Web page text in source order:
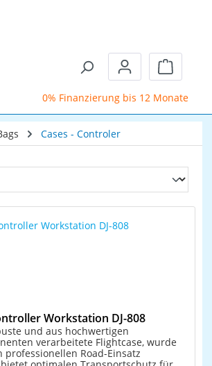
0% Finanzierung bis 12 Monate
Cases - Controler
Workstation DJ-808
und aus hochwertigen
verarbeitete Flightcase, wurde
Road-Einsatz